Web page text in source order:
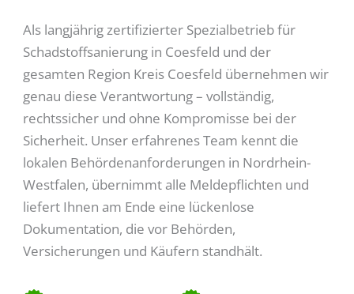
Als langjährig zertifizierter Spezialbetrieb für
Schadstoffsanierung in Coesfeld und der
gesamten Region Kreis Coesfeld übernehmen wir
genau diese Verantwortung – vollständig,
rechtssicher und ohne Kompromisse bei der
Sicherheit. Unser erfahrenes Team kennt die
lokalen Behördenanforderungen in Nordrhein-
Westfalen, übernimmt alle Meldepflichten und
liefert Ihnen am Ende eine lückenlose
Dokumentation, die vor Behörden,
Versicherungen und Käufern standhält.